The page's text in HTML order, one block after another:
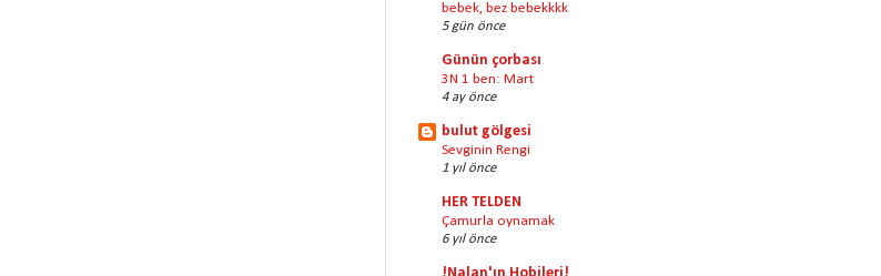
bebek, bez bebekkkk
5 gün önce
Günün çorbası
3N 1 ben: Mart
4 ay önce
bulut gölgesi
Sevginin Rengi
1 yıl önce
HER TELDEN
Çamurla oynamak
6 yıl önce